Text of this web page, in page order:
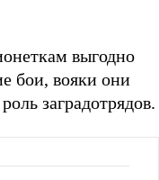
выгодно
бои, вояки они
заградотрядов.